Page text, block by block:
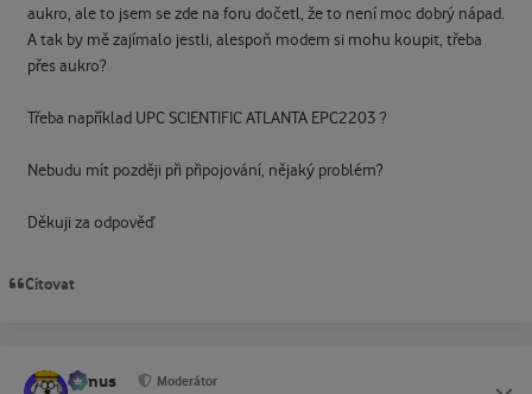
aukro, ale to jsem se zde na foru dočetl, že to není moc dobrý nápad.
A tak by mě zajímalo jestli, alespoň modem si mohu koupit, třeba
přes aukro?
Třeba například UPC SCIENTIFIC ATLANTA EPC2203 ?
Nebudu mít později při připojování, nějaký problém?
Děkuji za odpověď
Citovat
tomus Moderátor